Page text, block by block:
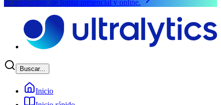
de septiembre, de forma presencial y online.
Buscar...
Inicio